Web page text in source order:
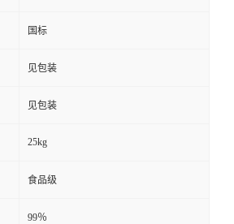
国标
见包装
见包装
25kg
食品级
99％